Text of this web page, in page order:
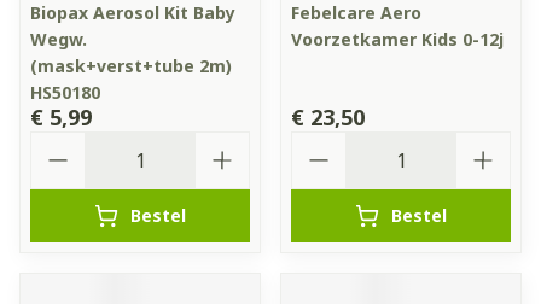
Biopax Aerosol Kit Baby
Wegw.
(mask+verst+tube 2m)
HS50180
€ 5,99
Bestel
Febelcare Aero
Voorzetkamer Kids 0-12j
€ 23,50
Bestel